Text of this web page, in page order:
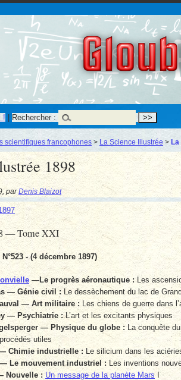
! | Rechercher :
scientifiques francophones > La Science Illustrée > La
1898
, parDenis Blaizot
— Tome XXI
- (4 décembre 1897)
—Le progrès aéronautique :Les
— Génie civil : Le dessèchement du lac de
— Art militaire : Les chiens de guerre dans
— Psychiatrie :L’art et les excitants physiques
— Physique du globe : La conquête
utiles
Chimie industrielle : Le silicium dans les
Le mouvement industriel : Les inventions
Nouvelle : Un message de la planète MarsI